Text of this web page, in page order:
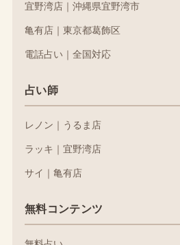
宜野湾店｜沖縄県宜野湾市
亀有店｜東京都葛飾区
電話占い｜全国対応
占い師
レノン｜うるま店
ラッキ｜宜野湾店
サイ｜亀有店
無料コンテンツ